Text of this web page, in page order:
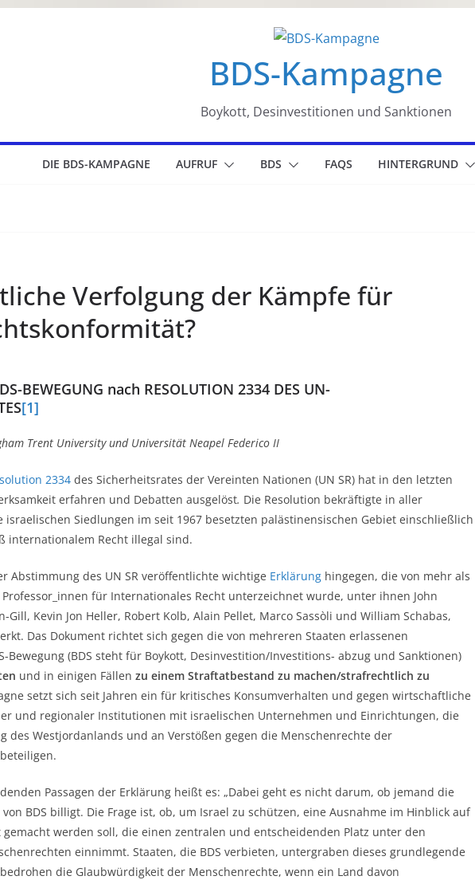
BDS-Kampagne
Boykott, Desinvestitionen und Sanktionen
DIE BDS-KAMPAGNE AUFRUF BDS FAQS HINTERGRUND
Verfolgung der Kämpfe für
BEWEGUNG nach RESOLUTION 2334 DES UN-
[1]
Trent University und Universität Neapel Federico II
2334 des Sicherheitsrates der Vereinten Nationen (UN SR) hat in den letzten
erfahren und Debatten ausgelöst. Die Resolution bekräftigte in aller
israelischen Siedlungen im seit 1967 besetzten palästinensischen Gebiet einschließlich
internationalem Recht illegal sind.
Abstimmung des UN SR veröffentlichte wichtige Erklärung hingegen, die von mehr als
für Internationales Recht unterzeichnet wurde, unter ihnen John
Gill, Kevin Jon Heller, Robert Kolb, Alain Pellet, Marco Sassòli und William Schabas,
Das Dokument richtet sich gegen die von mehreren Staaten erlassenen
Bewegung (BDS steht für Boykott, Desinvestition/Investitions- abzug und Sanktionen)
und in einigen Fällen zu einem Straftatbestand zu machen/strafrechtlich zu
setzt sich seit Jahren ein für kritisches Konsumverhalten und gegen wirtschaftliche
und regionaler Institutionen mit israelischen Unternehmen und Einrichtungen, die
des Westjordanlands und an Verstößen gegen die Menschenrechte der
Passagen der Erklärung heißt es: „Dabei geht es nicht darum, ob jemand die
BDS billigt. Die Frage ist, ob, um Israel zu schützen, eine Ausnahme im Hinblick auf
werden soll, die einen zentralen und entscheidenden Platz unter den
einnimmt. Staaten, die BDS verbieten, untergraben dieses grundlegende
die Glaubwürdigkeit der Menschenrechte, wenn ein Land davon